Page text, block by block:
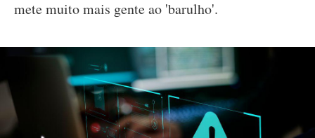
mete muito mais gente ao 'barulho'.